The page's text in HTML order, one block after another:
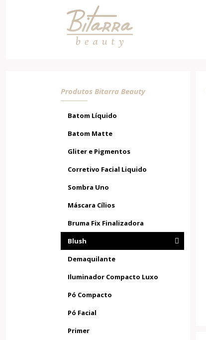
Produtos Bitarra Beauty
Batom Líquido
Batom Matte
Gliter e Pigmentos
Corretivo Facial Liquido
Sombra Uno
Máscara Cílios
Bruma Fix Finalizadora
Blush
Demaquilante
Iluminador Compacto Luxo
Pó Compacto
Pó Facial
Primer